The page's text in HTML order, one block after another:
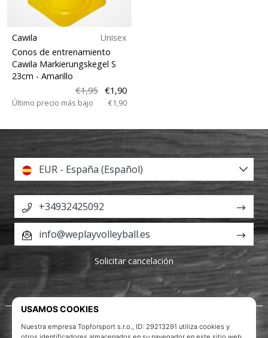
Cawila
Unisex
Conos de entrenamiento
Cawila Markierungskegel S
23cm - Amarillo
€1,95
€1,90
Último precio más bajo €1,90
Acerca de nosotros
EUR - España (Español)
+34932425092
info@weplayvolleyball.es
Solicitar cancelación